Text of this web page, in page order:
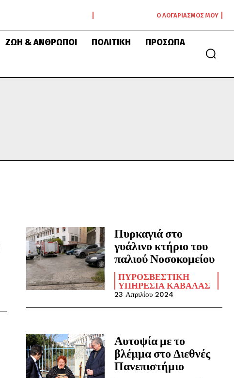
Ο ΛΟΓΑΡΙΑΣΜΌΣ ΜΟΥ
ΖΩΉ & ΆΝΘΡΩΠΟΙ ΠΟΛΙΤΙΚΉ ΠΡΌΣΩΠΑ
Πυρκαγιά στο
γυάλινο κτήριο του
παλιού Νοσοκομείου
ΠΥΡΟΣΒΕΣΤΙΚΉ
ΥΠΗΡΕΣΊΑ ΚΑΒΆΛΑΣ
23 Απριλίου 2024
Αυτοψία με το
βλέμμα στο Διεθνές
Πανεπιστήμιο